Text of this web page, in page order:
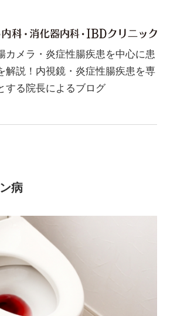
カメラ・炎症性腸疾患を中心に患
解説！内視鏡・炎症性腸疾患を専
する院長によるブログ
病